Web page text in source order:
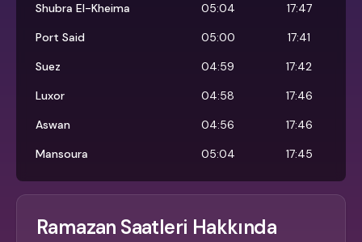
Shubra El-Kheima
05:04
17:47
Port Said
05:00
17:41
Suez
04:59
17:42
Luxor
04:58
17:46
Aswan
04:56
17:46
Mansoura
05:04 17:45
Ramazan Saatleri Hakkında